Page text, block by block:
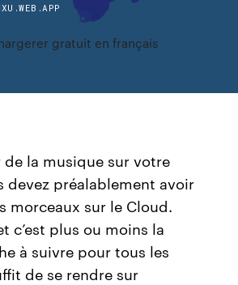
gratuit en français
de la musique sur votre
devez préalablement avoir
morceaux sur le Cloud.
c’est plus ou moins la
à suivre pour tous les
de se rendre sur